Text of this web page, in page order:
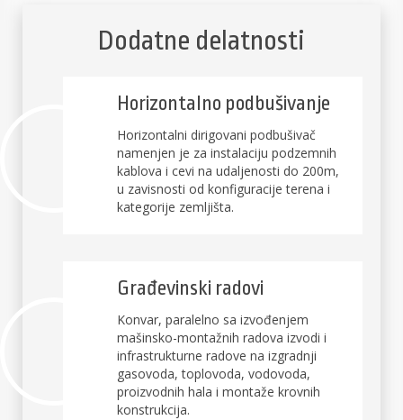
Dodatne delatnosti
Horizontalno podbušivanje
Horizontalni dirigovani podbušivač
namenjen je za instalaciju podzemnih
kablova i cevi na udaljenosti do 200m,
u zavisnosti od konfiguracije terena i
kategorije zemljišta.
Građevinski radovi
Konvar, paralelno sa izvođenjem
mašinsko-montažnih radova izvodi i
infrastrukturne radove na izgradnji
gasovoda, toplovoda, vodovoda,
proizvodnih hala i montaže krovnih
konstrukcija.